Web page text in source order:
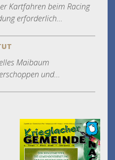
Kartfahren beim Racing
erforderlich...
Maibaum
und...